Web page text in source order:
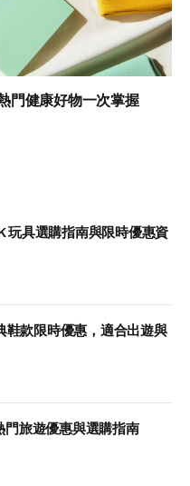
門健康好物一次掌握
玩具選購指南與限時優惠資
鞋款限時優惠，適合出遊與
門旅遊優惠與選購指南